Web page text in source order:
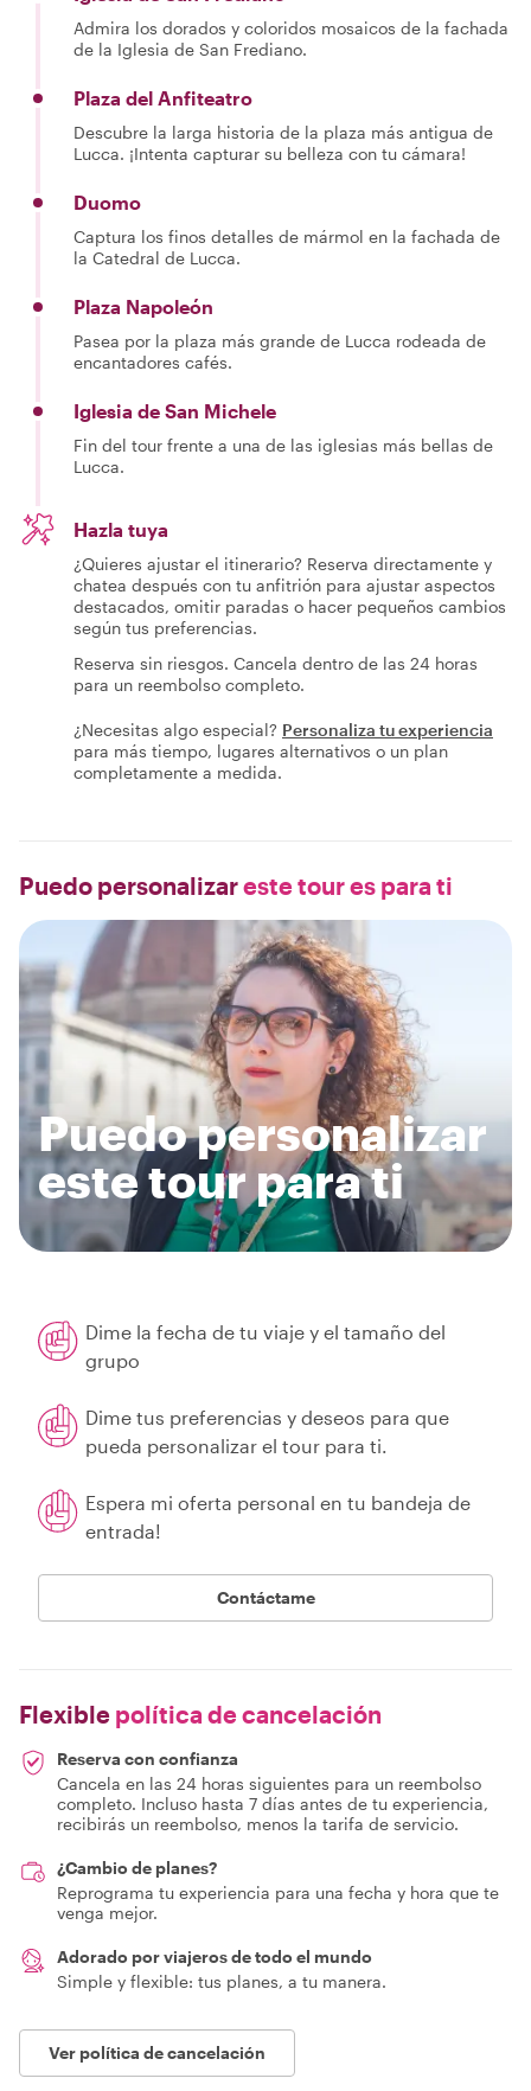
Admira los dorados y coloridos mosaicos de la fachada
de la Iglesia de San Frediano.
Plaza del Anfiteatro
Descubre la larga historia de la plaza más antigua de
Lucca. ¡Intenta capturar su belleza con tu cámara!
Duomo
Captura los finos detalles de mármol en la fachada de
la Catedral de Lucca.
Plaza Napoleón
Pasea por la plaza más grande de Lucca rodeada de
encantadores cafés.
Iglesia de San Michele
Fin del tour frente a una de las iglesias más bellas de
Lucca.
Hazla tuya
¿Quieres ajustar el itinerario? Reserva directamente y
chatea después con tu anfitrión para ajustar aspectos
destacados, omitir paradas o hacer pequeños cambios
según tus preferencias.
Reserva sin riesgos. Cancela dentro de las 24 horas
para un reembolso completo.
¿Necesitas algo especial? Personaliza tu experiencia
para más tiempo, lugares alternativos o un plan
completamente a medida.
Puedo personalizareste tour es para ti
Puedo personalizar
este tour para ti
Dime la fecha de tu viaje y el tamaño del
grupo
Dime tus preferencias y deseos para que
pueda personalizar el tour para ti.
Espera mi oferta personal en tu bandeja de
entrada!
Contáctame
Flexible política de cancelación
Reserva con confianza
Cancela en las 24 horas siguientes para un reembolso
completo. Incluso hasta 7 días antes de tu experiencia,
recibirás un reembolso, menos la tarifa de servicio.
¿Cambio de planes?
Reprograma tu experiencia para una fecha y hora que te
venga mejor.
Adorado por viajeros de todo el mundo
Simple y flexible: tus planes, a tu manera.
Ver política de cancelación